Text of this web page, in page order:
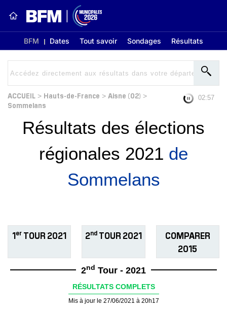
BFM Dates Tout savoir Sondages Résultats
ACCUEIL > Hauts-de-France > Aisne (02) >
Sommelans
02:56
Résultats des élections
régionales 2021 de
Sommelans
1er TOUR 2021 2ndTOUR 2021
COMPARER
2015
2nd Tour - 2021
RÉSULTATS COMPLETS
Mis à jour le 27/06/2021 à 20h17